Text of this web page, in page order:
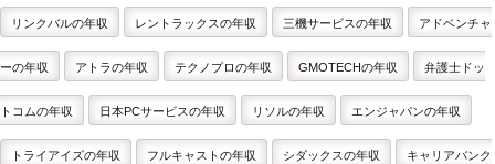
リンクバルの年収 レントラックスの年収 三機サービスの年収 アドベンチャ
ーの年収 アトラの年収 テクノプロの年収 GMOTECHの年収 弁護士ドッ
トコムの年収 日本PCサービスの年収 リソルの年収 エンジャパンの年収
トライアイズの年収 フルキャストの年収 シダックスの年収 キャリアバンク